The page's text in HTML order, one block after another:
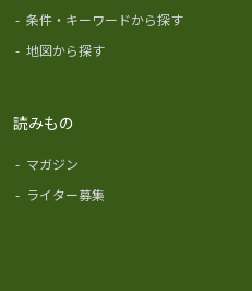
- 条件・キーワードから探す
- 地図から探す
読みもの
- マガジン
- ライター募集